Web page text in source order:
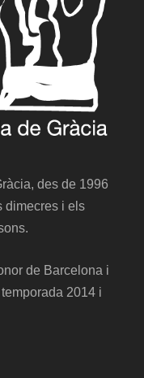
des de 1996
dimecres i els
de Barcelona i
2014 i